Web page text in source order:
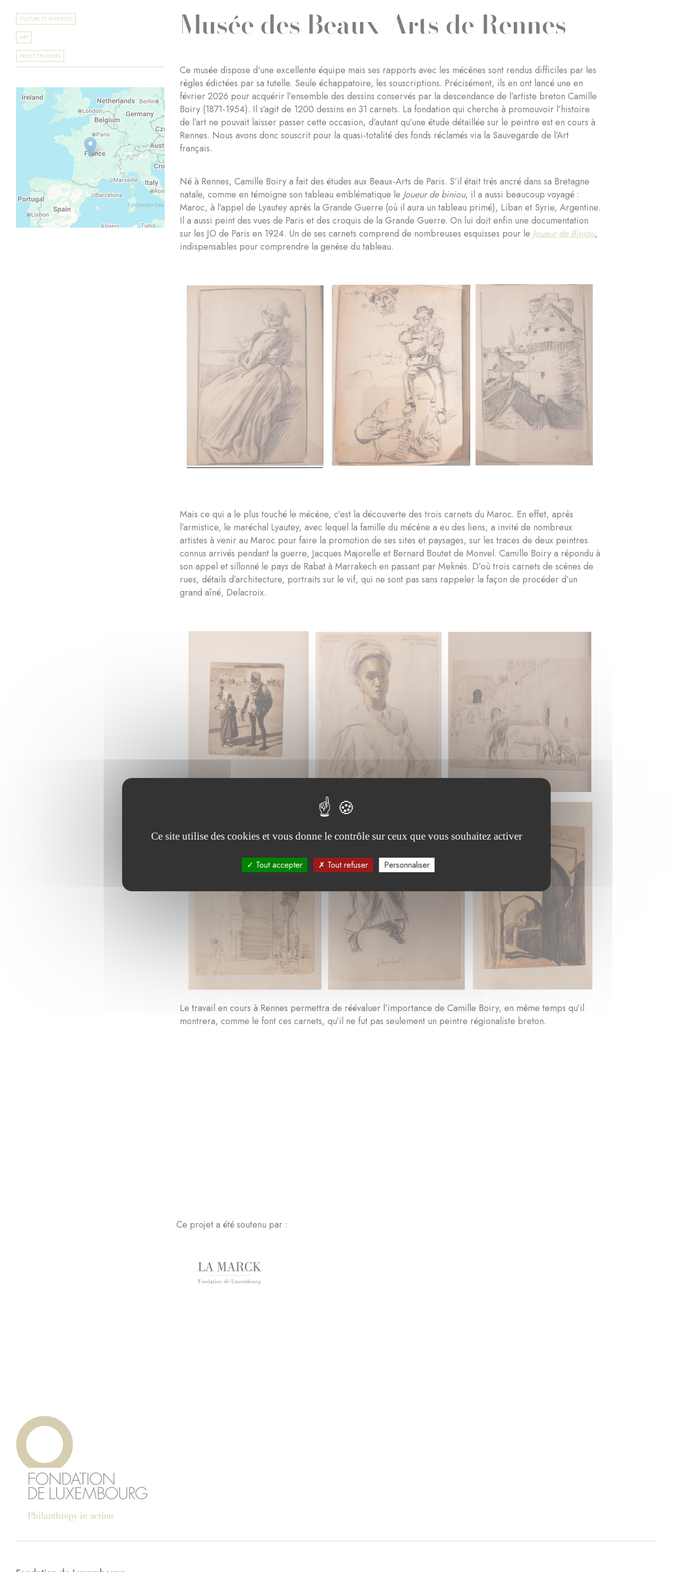
CULTURE ET DIVERSITÉ
ART
PROJET EN COURS
Musée des Beaux-Arts de Rennes
Ce musée dispose d’une excellente équipe mais ses rapports avec les mécènes sont rendus difficiles par les
règles édictées par sa tutelle. Seule échappatoire, les souscriptions. Précisément, ils en ont lancé une en
février 2026 pour acquérir l’ensemble des dessins conservés par la descendance de l’artiste breton Camille
Boiry (1871-1954). Il s’agit de 1200 dessins en 31 carnets. La fondation qui cherche à promouvoir l’histoire
de l’art ne pouvait laisser passer cette occasion, d’autant qu’une étude détaillée sur le peintre est en cours à
Rennes. Nous avons donc souscrit pour la quasi-totalité des fonds réclamés via la Sauvegarde de l’Art
français.
Né à Rennes, Camille Boiry a fait des études aux Beaux-Arts de Paris. S’il était très ancré dans sa Bretagne
natale, comme en témoigne son tableau emblématique le Joueur de biniou, il a aussi beaucoup voyagé :
Maroc, à l’appel de Lyautey après la Grande Guerre (où il aura un tableau primé), Liban et Syrie, Argentine.
Il a aussi peint des vues de Paris et des croquis de la Grande Guerre. On lui doit enfin une documentation
sur les JO de Paris en 1924. Un de ses carnets comprend de nombreuses esquisses pour le Joueur de Biniou,
indispensables pour comprendre la genèse du tableau.
Mais ce qui a le plus touché le mécène, c’est la découverte des trois carnets du Maroc. En effet, après
l’armistice, le maréchal Lyautey, avec lequel la famille du mécène a eu des liens, a invité de nombreux
artistes à venir au Maroc pour faire la promotion de ses sites et paysages, sur les traces de deux peintres
connus arrivés pendant la guerre, Jacques Majorelle et Bernard Boutet de Monvel. Camille Boiry a répondu à
son appel et sillonné le pays de Rabat à Marrakech en passant par Meknès. D’où trois carnets de scènes de
rues, détails d’architecture, portraits sur le vif, qui ne sont pas sans rappeler la façon de procéder d’un
grand aîné, Delacroix.
Le travail en cours à Rennes permettra de réévaluer l’importance de Camille Boiry, en même temps qu’il
montrera, comme le font ces carnets, qu’il ne fut pas seulement un peintre régionaliste breton.
Ce projet a été soutenu par :
Ce site utilise des cookies et vous donne le contrôle sur ceux que vous souhaitez activer
Tout accepter Tout refuser Personnaliser